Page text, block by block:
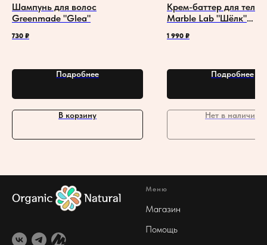
Шампунь для волос
Greenmade "Glea"
730 ₽
Подробнее
В корзину
Крем-баттер для тела
Marble Lab "Шёлк"
1 990 ₽
Подробнее
Нет в наличии
Меню
Магазин
Помощь